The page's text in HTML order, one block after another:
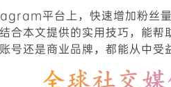
平台上，快速增加粉丝
合本文提供的实用技巧，能
号还是商业品牌，都能从中受